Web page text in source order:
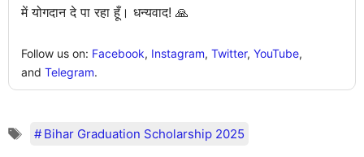
में योगदान दे पा रहा हूँ। धन्यवाद! 🙏
Follow us on: Facebook, Instagram, Twitter, YouTube,
and Telegram.
Bihar Graduation Scholarship 2025